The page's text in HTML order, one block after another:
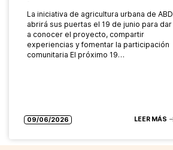
La iniciativa de agricultura urbana de ABD
abrirá sus puertas el 19 de junio para dar
a conocer el proyecto, compartir
experiencias y fomentar la participación
comunitaria El próximo 19…
09/06/2026 LEER MÁS